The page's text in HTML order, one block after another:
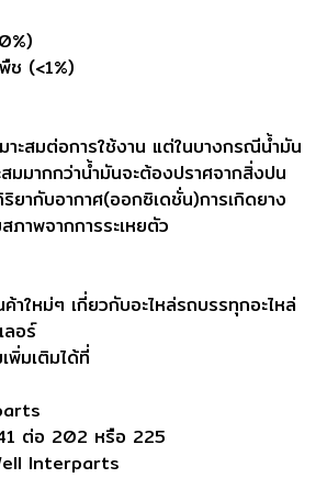
ช (<1%)
าะสมต่อการใช้งาน แต่ในบางกรณีน้ำมัน
มมากกว่าน้ำมันจะต้องปราศจากสิ่งปน
ยากับอากาศ(ออกซิเดชั่น)การเกิดยาง
ภาพจากการระเหยตัว
าใหม่ๆ เกี่ยวกับอะไหล่รถบรรทุกอะไหล่
ลอร์
พิ่มเติมได้ที่
ต่อ 202 หรือ 225
Interparts